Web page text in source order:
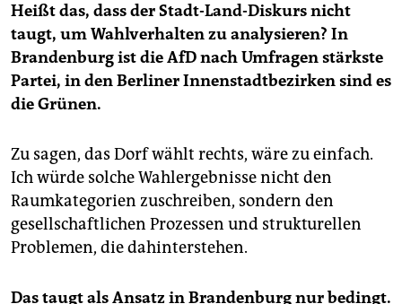
Heißt das, dass der Stadt-Land-Diskurs nicht
taugt, um Wahlverhalten zu analysieren? In
Brandenburg ist die AfD nach Umfragen stärkste
Partei, in den Berliner Innenstadtbezirken sind es
die Grünen.
Zu sagen, das Dorf wählt rechts, wäre zu einfach.
Ich würde solche Wahlergebnisse nicht den
Raumkategorien zuschreiben, sondern den
gesellschaftlichen Prozessen und strukturellen
Problemen, die dahinterstehen.
Das taugt als Ansatz in Brandenburg nur bedingt.